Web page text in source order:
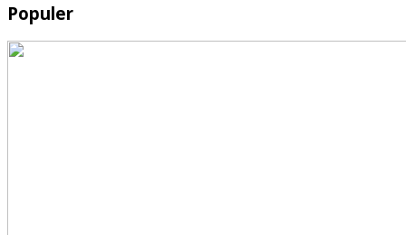
Populer